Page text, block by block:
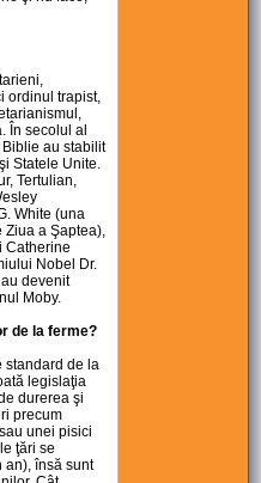
ordinul trapist,
În secolul al
au stabilit
Statele Unite.
Tertulian,
White (una
Ziua a Şaptea),
Catherine
Nobel Dr.
devenit
Moby.
de la ferme?
standard de la
legislaţia
durerea şi
precum
unei pisici
ţări se
an), însă sunt